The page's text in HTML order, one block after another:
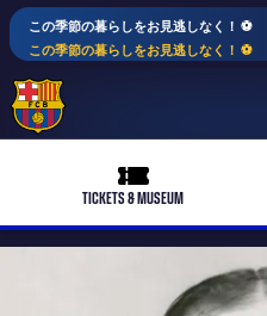
この季節の暮らしをお見逃しなく！ ⚽️
この季節の暮らしをお見逃しなく！ ⚽️
ticket-full
TICKETS & MUSEUM